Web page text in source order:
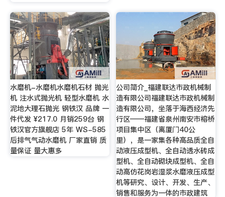
水磨机-水磨机水磨机石材 抛光
机 注水式抛光机 轻型水磨机 水
泥地大理石抛光 钢铁汉 品牌 一
件代发 ¥217.0 月销259台 钢
铁汉官方旗舰店 5年 WS-585
后排气气动水磨机 厂家直销 质
量保证 量大惠多
公司简介_福建联达市政机械制
造有限公司福建联达市政机械制
造有限公司，坐落于海西经济先
行区——福建省泉州南安市榕桥
项目集中区（离厦门40公
里），是一家集各种高品质全自
动液压成型机、全自动透水砖成
型机、全自动砌块成型机、全自
动高仿花岗岩湿浆水磨液压成型
机等研究、设计、开发、生产、
销售和服务为一体的市政建筑